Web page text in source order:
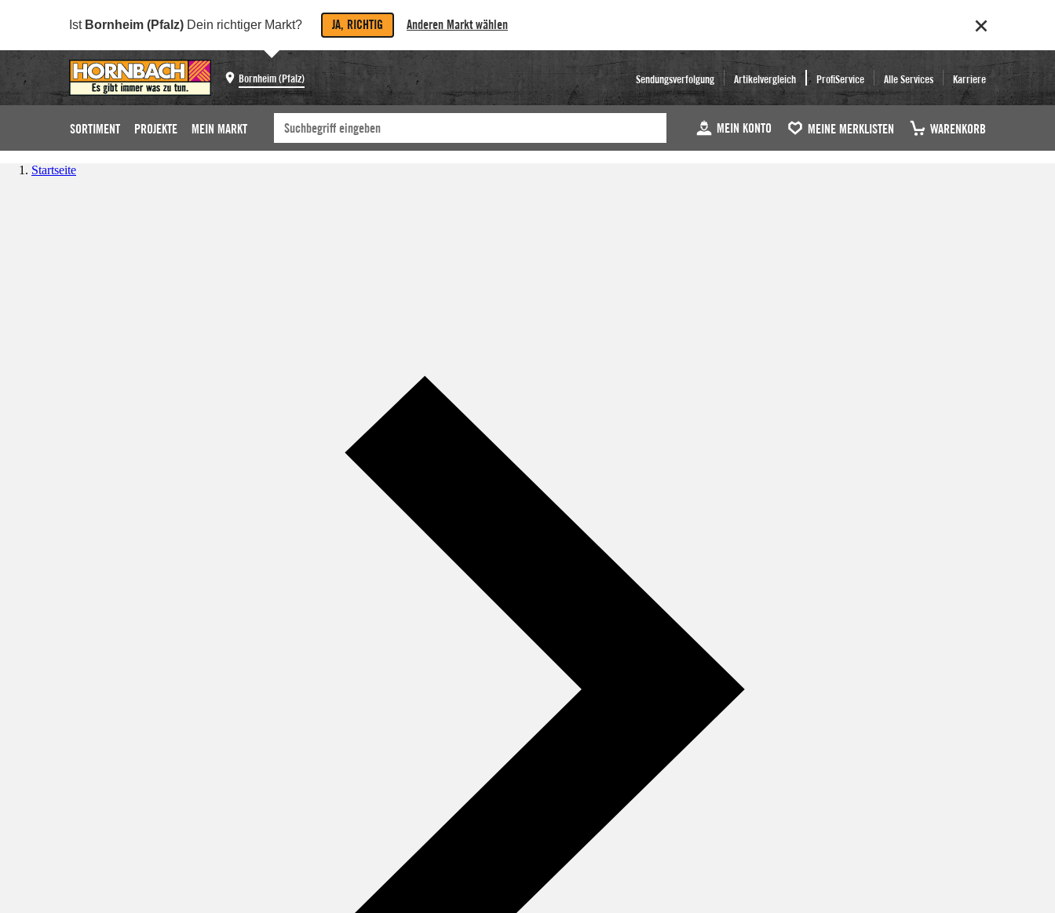
Ist Bornheim (Pfalz) Dein richtiger Markt? JA, RICHTIG Anderen Markt wählen
Bornheim (Pfalz) Sendungsverfolgung Artikelvergleich ProfiService Alle Services Karriere
SORTIMENT PROJEKTE MEIN MARKT MEIN KONTO MEINE MERKLISTEN WARENKORB
Startseite